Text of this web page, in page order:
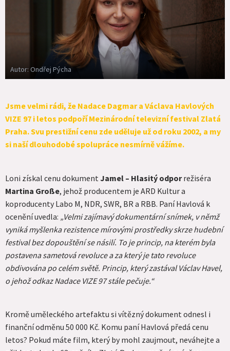
Autor: Ondřej Pýcha
Jsme velmi rádi, že Nadace Dagmar a Václava Havlových
VIZE 97 i letos podpoří Mezinárodní televizní festival Zlatá
Praha. Svu prestižní cenu zde uděluje už od roku 2002, a my
si naší dlouhodobé spolupráce nesmírně vážíme.
Loni získal cenu dokument Jamel – Hlasitý odporrežiséra
Martina Große, jehož producentem je ARD Kultur a
koproducenty Labo M, NDR, SWR, BR a RBB. Paní Havlová k
ocenění uvedla: „Velmi zajímavý dokumentární snímek, v němž
vyniká myšlenka rezistence mírovými prostředky skrze hudební
festival bez dopouštění se násilí. To je princip, na kterém byla
postavena sametová revoluce a za který je tato revoluce
obdivována po celém světě. Princip, který zastával Václav Havel,
o jehož odkaz Nadace VIZE 97 stále pečuje.“
Kromě uměleckého artefaktu si vítězný dokument odnesl i
finanční odměnu 50 000 Kč. Komu paní Havlová předá cenu
letos? Pokud máte film, který by mohl zaujmout, neváhejte a